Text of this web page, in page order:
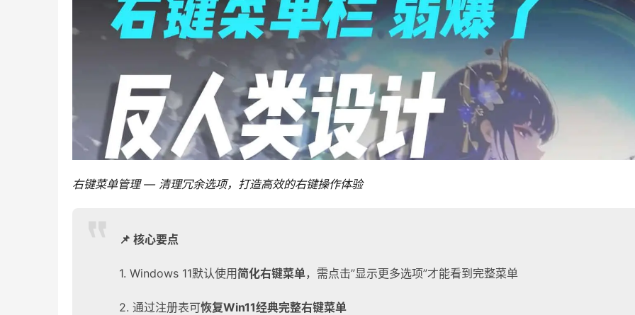
右键菜单管理 — 清理冗余选项，打造高效的右键操作体验
📌 核心要点
1. Windows 11默认使用简化右键菜单，需点击”显示更多选项”才能看到完整菜单
2. 通过注册表可恢复Win11经典完整右键菜单